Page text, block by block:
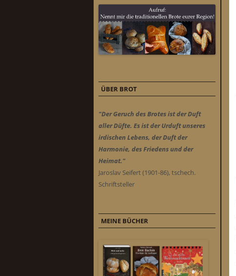
ÜBER BROT
"Der Geruch des Brotes ist der Duft
aller Düfte. Es ist der Urduft unseres
irdischen Lebens, der Duft der
Harmonie, des Friedens und der
Heimat."
Jaroslav Seifert (1901-86), tschech.
Schriftsteller
MEINE BÜCHER